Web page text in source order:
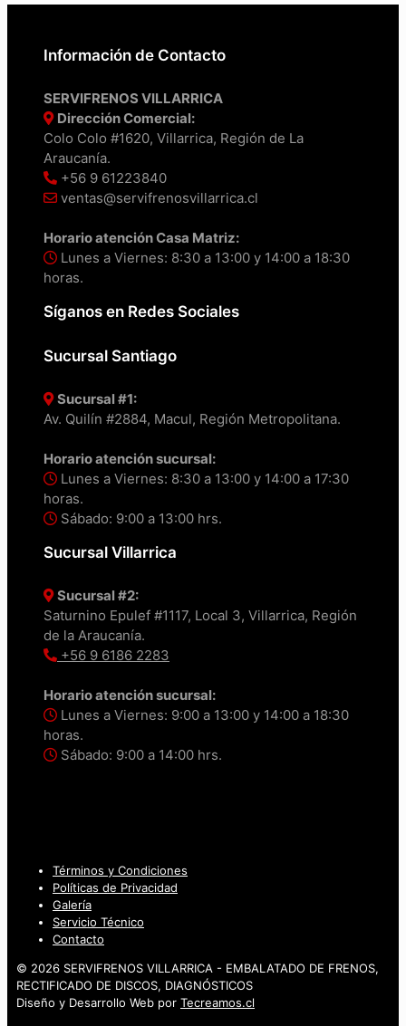
Información de Contacto
SERVIFRENOS VILLARRICA
Dirección Comercial:
Colo Colo #1620, Villarrica, Región de La
Araucanía.
+56 9 61223840
ventas@servifrenosvillarrica.cl
Horario atención Casa Matriz:
Lunes a Viernes: 8:30 a 13:00 y 14:00 a 18:30
horas.
Síganos en Redes Sociales
Sucursal Santiago
Sucursal #1:
Av. Quilín #2884, Macul, Región Metropolitana.
Horario atención sucursal:
Lunes a Viernes: 8:30 a 13:00 y 14:00 a 17:30
horas.
Sábado: 9:00 a 13:00 hrs.
Sucursal Villarrica
Sucursal #2:
Saturnino Epulef #1117, Local 3, Villarrica, Región
de la Araucanía.
+56 9 6186 2283
Horario atención sucursal:
Lunes a Viernes: 9:00 a 13:00 y 14:00 a 18:30
horas.
Sábado: 9:00 a 14:00 hrs.
Términos y Condiciones
Políticas de Privacidad
Galería
Servicio Técnico
Contacto
© 2026 SERVIFRENOS VILLARRICA - EMBALATADO DE FRENOS,
RECTIFICADO DE DISCOS, DIAGNÓSTICOS
Diseño y Desarrollo Web por Tecreamos.cl